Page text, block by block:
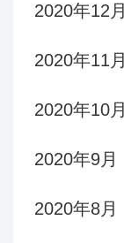
2020年12月
2020年11月
2020年10月
2020年9月
2020年8月